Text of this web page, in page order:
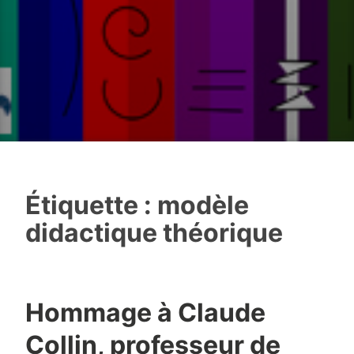
Étiquette : modèle
didactique théorique
Hommage à Claude
Collin, professeur de